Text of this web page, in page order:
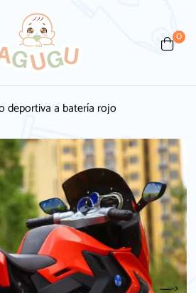
0
deportiva a batería rojo